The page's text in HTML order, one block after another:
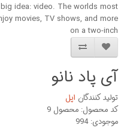
idea: video. The worlds most
movies, TV shows, and more
on a two-inch
آی پاد نانو
تولید کنندگان اپل
کد محصول: محصول 9
موجودی: 994